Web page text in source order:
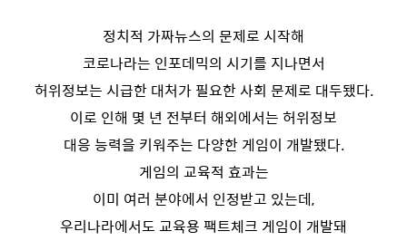
정치적 가짜뉴스의 문제로 시작해
코로나라는 인포데믹의 시기를 지나면서
허위정보는 시급한 대처가 필요한 사회 문제로 대두됐다.
이로 인해 몇 년 전부터 해외에서는 허위정보
대응 능력을 키워주는 다양한 게임이 개발됐다.
게임의 교육적 효과는
이미 여러 분야에서 인정받고 있는데,
우리나라에서도 교육용 팩트체크 게임이 개발돼